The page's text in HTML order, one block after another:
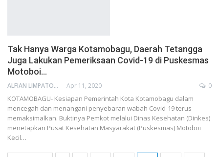
Tak Hanya Warga Kotamobagu, Daerah Tetangga
Juga Lakukan Pemeriksaan Covid-19 di Puskesmas
Motoboi…
ALFIAN LIMPATON Apr 11, 2020 0
KOTAMOBAGU- Kesiapan Pemerintah Kota Kotamobagu dalam
mencegah dan menangani penyebaran wabah Covid-19 terus
memaksimalkan. Buktinya Pemkot melalui Dinas Kesehatan (Dinkes)
menetapkan Pusat Kesehatan Masyarakat (Puskesmas) Motoboi
Kecil…